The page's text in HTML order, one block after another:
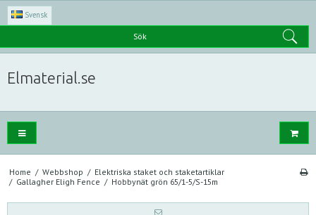
Svensk
Sök
Elmaterial.se
Home / Webbshop / Elektriska staket och staketartiklar
/ Gallagher Eligh Fence / Hobbynät grön 65/1-5/S-15m